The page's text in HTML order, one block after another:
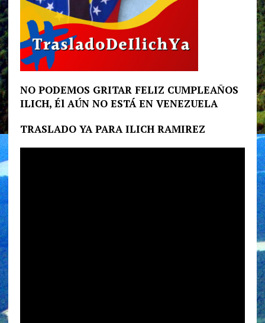
NO PODEMOS GRITAR FELIZ CUMPLEAÑOS
ILICH, Él AÚN NO ESTÁ EN VENEZUELA
TRASLADO YA PARA ILICH RAMIREZ